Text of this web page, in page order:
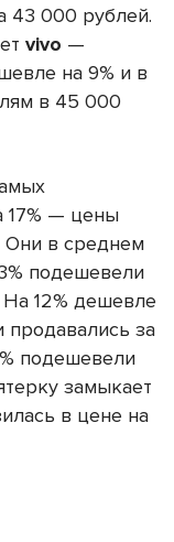
43 000 рублей.
vivo —
на 9% и в
в 45 000
17% — цены
Они в среднем
подешевели
12% дешевле
за
подешевели
замыкает
в цене на